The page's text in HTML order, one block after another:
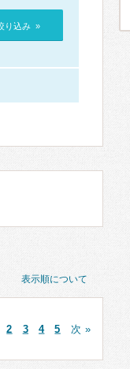
り込み »
表示順について
2 3 4 5 次 »